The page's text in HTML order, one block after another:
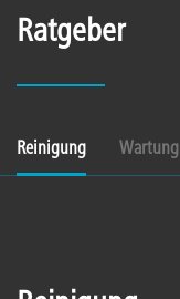
Ratgeber
Reinigung Wartung